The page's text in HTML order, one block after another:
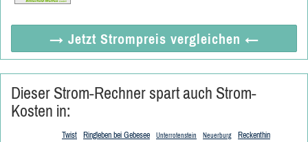
→ Jetzt Strompreis vergleichen ←
Dieser Strom-Rechner spart auch Strom-
Kosten in:
Twist Ringleben bei Gebesee Unterrotenstein Neuerburg Reckenthin